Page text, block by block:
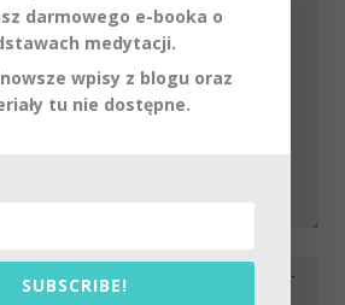
darmowego e-booka o
medytacji.
wpisy z blogu oraz
tu nie dostępne.
SUBSCRIBE!